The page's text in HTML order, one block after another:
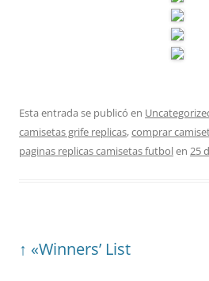
Esta entrada se publicó en
camisetas grife replicas,comprar
paginas replicas camisetas futbolen 25
↑ «Winners’ List